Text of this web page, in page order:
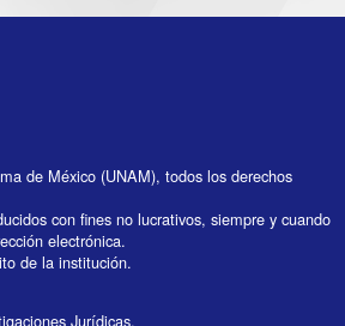
de México (UNAM), todos los derechos
con fines no lucrativos, siempre y cuando
electrónica.
de la institución.
Jurídicas.